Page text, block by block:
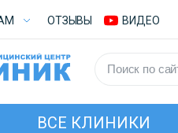
ОТЗЫВЫ ВИДЕО
ВСЕ КЛИНИКИ